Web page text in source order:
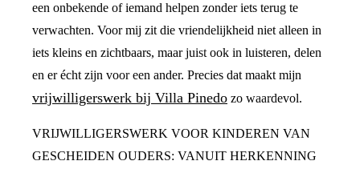
een onbekende of iemand helpen zonder iets terug te
verwachten. Voor mij zit die vriendelijkheid niet alleen in
iets kleins en zichtbaars, maar juist ook in luisteren, delen
en er écht zijn voor een ander. Precies dat maakt mijn
vrijwilligerswerk bij Villa Pinedo zo waardevol.
VRIJWILLIGERSWERK VOOR KINDEREN VAN
GESCHEIDEN OUDERS: VANUIT HERKENNING